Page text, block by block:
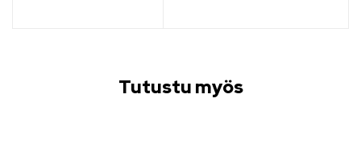
Tutustu myös